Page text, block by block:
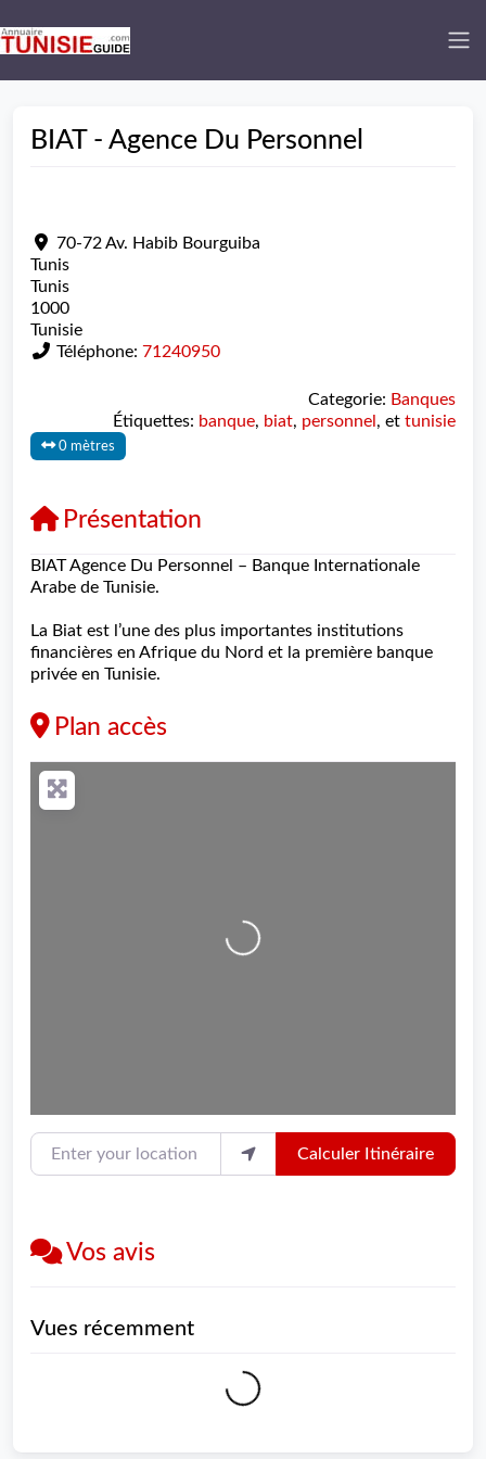
BIAT - Agence Du Personnel
70-72 Av. Habib Bourguiba
Tunis
Tunis
1000
Tunisie
Téléphone: 71240950
Categorie: Banques
Étiquettes: banque, biat, personnel , et tunisie
0 mètres
Présentation
BIAT Agence Du Personnel – Banque Internationale
Arabe de Tunisie.
La Biat est l’une des plus importantes institutions
financières en Afrique du Nord et la première banque
privée en Tunisie.
Plan accès
Loading...
Enter your location
Calculer Itinéraire
Vos avis
Vues récemment Loading...